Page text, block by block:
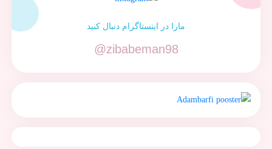
مارا در اینستاگرام دنبال کنید
@zibabeman98